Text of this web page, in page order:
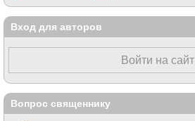
Вход для авторов
Войти на сайт
Вопрос священнику